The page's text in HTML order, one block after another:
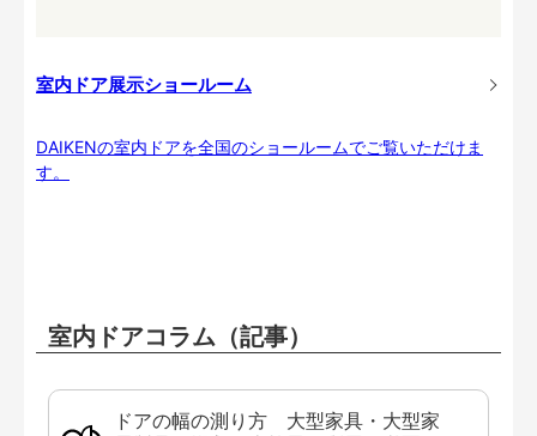
室内ドア展示ショールーム
DAIKENの室内ドアを全国のショールームでご覧いただけま
す。
室内ドアコラム（記事）
ドアの幅の測り方 大型家具・大型家